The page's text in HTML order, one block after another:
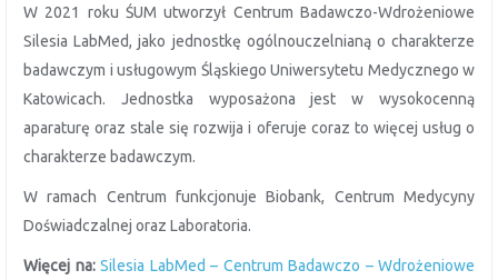
W 2021 roku ŚUM utworzył Centrum Badawczo-Wdrożeniowe
Silesia LabMed, jako jednostkę ogólnouczelnianą o charakterze
badawczym i usługowym Śląskiego Uniwersytetu Medycznego w
Katowicach. Jednostka wyposażona jest w wysokocenną
aparaturę oraz stale się rozwija i oferuje coraz to więcej usług o
charakterze badawczym.
W ramach Centrum funkcjonuje Biobank, Centrum Medycyny
Doświadczalnej oraz Laboratoria.
Więcej na: Silesia LabMed – Centrum Badawczo – Wdrożeniowe